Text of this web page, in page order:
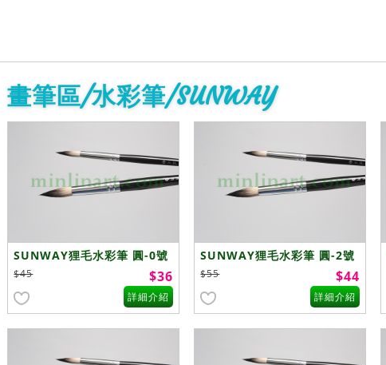
畫筆區/水彩筆/SUNWAY
SUNWAY狸毛水彩筆 圓-0號
$45 $36
詳細介紹
SUNWAY狸毛水彩筆 圓-2號
$55 $44
詳細介紹